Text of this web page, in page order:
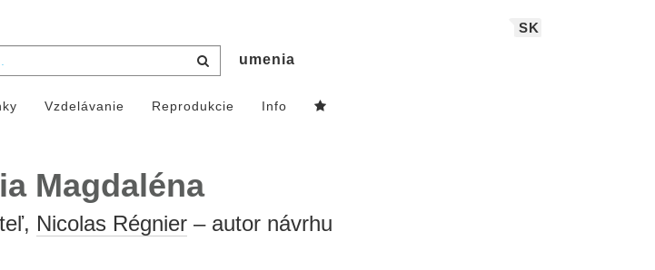
SK
umenia
Vzdelávanie Reprodukcie Info
Magdaléna
Nicolas Régnier – autor návrhu